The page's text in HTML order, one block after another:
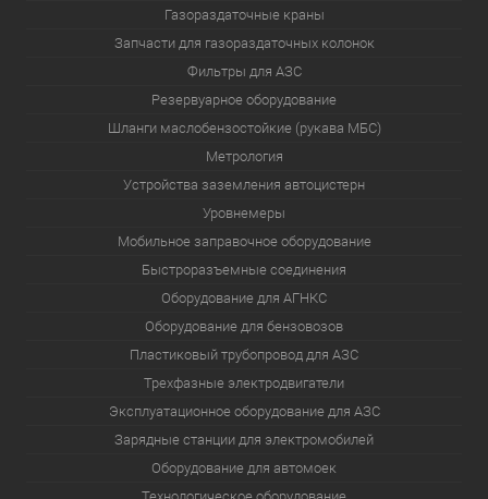
Газораздаточные краны
Запчасти для газораздаточных колонок
Фильтры для АЗС
Резервуарное оборудование
Шланги маслобензостойкие (рукава МБС)
Метрология
Устройства заземления автоцистерн
Уровнемеры
Мобильное заправочное оборудование
Быстроразъемные соединения
Оборудование для АГНКС
Оборудование для бензовозов
Пластиковый трубопровод для АЗС
Трехфазные электродвигатели
Эксплуатационное оборудование для АЗС
Зарядные станции для электромобилей
Оборудование для автомоек